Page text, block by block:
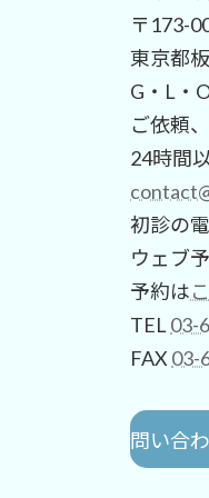
〒173-
東京都
G・L・
ご依頼
24時間
初診の
ウェブ
予約は
TEL 03-
FAX 03-
問い合